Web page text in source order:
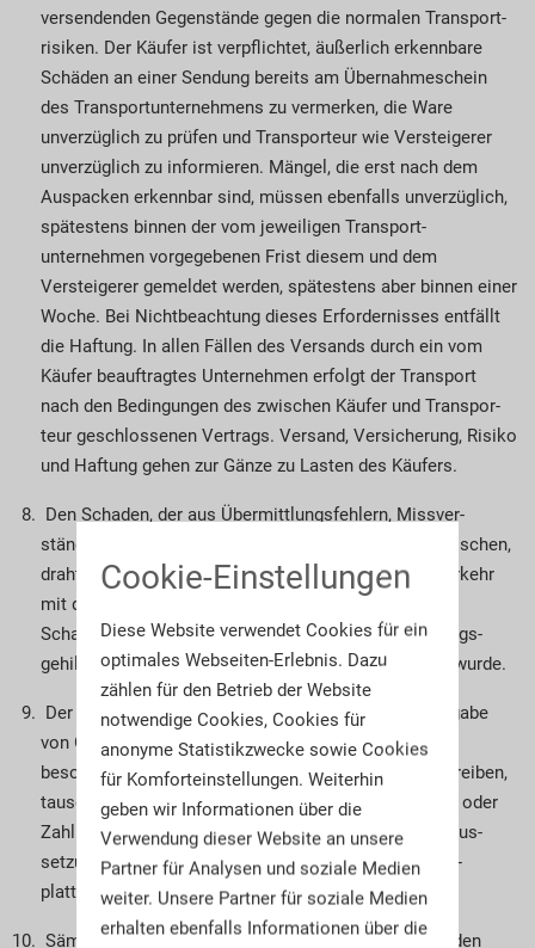
versendenden Gegenstände gegen die normalen Trans­port­
risiken. Der Käufer ist verpflichtet, äußer­lich erkennbare
Schäden an einer Sendung bereits am Übernahmeschein
des Trans­port­unter­nehmens zu vermerken, die Ware
unverzüglich zu prüfen und Transporteur wie Versteigerer
unverzüglich zu informieren. Mängel, die erst nach dem
Auspacken erkennbar sind, müssen ebenfalls unverzüglich,
spätestens binnen der vom jeweiligen Trans­port­
unternehmen vorgegebenen Frist diesem und dem
Versteigerer gemeldet werden, spätestens aber ­binnen einer
Woche. Bei Nicht­beachtung dieses Er­for­­dernisses entfällt
die Haf­tung. In allen Fällen des Versands durch ein vom
Käufer beauftragtes Unternehmen erfolgt der Transport
nach den Bedin­gungen des zwischen Käufer und Transpor­
teur geschlossenen Vertrags. Versand, Versiche­rung, Risiko
und Haftung gehen zur Gänze zu Lasten des Käufers.
Den Schaden, der aus Übermittlungsfehlern, Missver­
ständnissen und Irrtümern im tele­gra­­­fischen, telefonischen,
drahtlosen, fernschrift­lichen oder elektronischen Verkehr
mit den Bie­tern entsteht, trägt der Bieter, sofern der
Schaden nicht vom Versteigerer oder seinen Er­fül­lungs­
gehilfen vorsätzlich oder grob fahrlässig verursacht wurde.
Der Versteigerer behält sich vor, Personen ohne Angabe
von Gründen von der Versteigerung auszuschließen,
besonders solche, die während der Auktion Handel treiben,
tauschen, störend her­vortreten oder die in Abnahme- oder
Zahlungs­verzug stehen. Gleiches gilt für die als Voraus­
setzung für die Nutzung der elektronischen Auk­tions­­­
plattform notwendige Registrierung.
Sämtliche Bedingungen gelten sinngemäß auch für den
Cookie-Einstellungen
Diese Website verwendet Cookies für ein
optimales Webseiten-Erlebnis. Dazu
zählen für den Betrieb der Website
notwendige Cookies, Cookies für
anonyme Statistikzwecke sowie Cookies
für Komforteinstellungen. Weiterhin
geben wir Informationen über die
Verwendung dieser Website an unsere
Partner für Analysen und soziale Medien
weiter. Unsere Partner für soziale Medien
erhalten ebenfalls Informationen über die